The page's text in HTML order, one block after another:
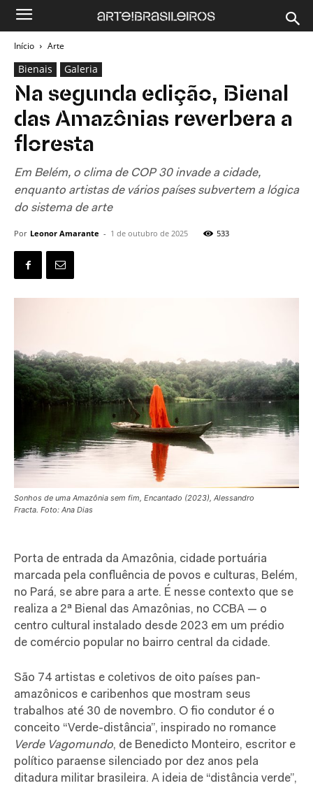
Início Arte
Bienais Galeria
Na segunda edição, Bienal
das Amazônias reverbera a
floresta
Em Belém, o clima de COP 30 invade a cidade,
enquanto artistas de vários países subvertem a lógica
do sistema de arte
Por Leonor Amarante - 1 de outubro de 2025 533
Sonhos de uma Amazônia sem fim, Encantado (2023), Alessandro
Fracta. Foto: Ana Dias
Porta de entrada da Amazônia, cidade portuária
marcada pela confluência de povos e culturas, Belém,
no Pará, se abre para a arte. É nesse contexto que se
realiza a 2ª Bienal das Amazônias, no CCBA — o
centro cultural instalado desde 2023 em um prédio
de comércio popular no bairro central da cidade.
São 74 artistas e coletivos de oito países pan-
amazônicos e caribenhos que mostram seus
trabalhos até 30 de novembro. O fio condutor é o
conceito “Verde-distância”, inspirado no romance
Verde Vagomundo, de Benedicto Monteiro, escritor e
político paraense silenciado por dez anos pela
ditadura militar brasileira. A ideia de “distância verde”,